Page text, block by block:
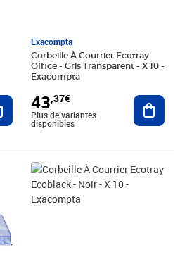
Ajouter au panier
Exacompta
Corbeille À Courrier Ecotray
Office - Gris Transparent - X 10 -
Exacompta
43,37€
Plus de variantes
disponibles
Prix 38,76€